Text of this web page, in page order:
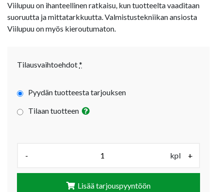
Viilupuu on ihanteellinen ratkaisu, kun tuotteelta vaaditaan
suoruutta ja mittatarkkuutta. Valmistustekniikan ansiosta
Viilupuu on myös kieroutumaton.
Tilausvaihtoehdot*
Pyydän tuotteesta tarjouksen
Tilaan tuotteen
- kpl +
Lisää tarjouspyyntöön